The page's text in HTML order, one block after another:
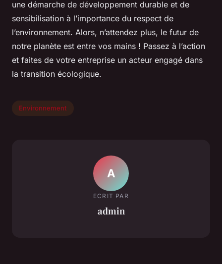
une démarche de développement durable et de
sensibilisation à l’importance du respect de
l’environnement. Alors, n’attendez plus, le futur de
notre planète est entre vos mains ! Passez à l’action
et faites de votre entreprise un acteur engagé dans
la transition écologique.
Environnement
A
ECRIT PAR
admin